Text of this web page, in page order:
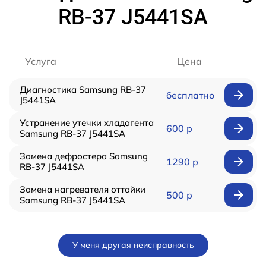
RB-37 J5441SA
Услуга Цена
Диагностика Samsung RB-37
J5441SA
бесплатно
Устранение утечки хладагента
Samsung RB-37 J5441SA
600 р
Замена дефростера Samsung
RB-37 J5441SA
1290 р
Замена нагревателя оттайки
Samsung RB-37 J5441SA
500 р
У меня другая неисправность